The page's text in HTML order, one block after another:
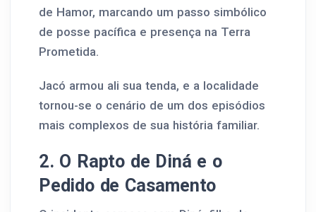
de Hamor, marcando um passo simbólico
de posse pacífica e presença na Terra
Prometida.
Jacó armou ali sua tenda, e a localidade
tornou-se o cenário de um dos episódios
mais complexos de sua história familiar.
2. O Rapto de Diná e o
Pedido de Casamento